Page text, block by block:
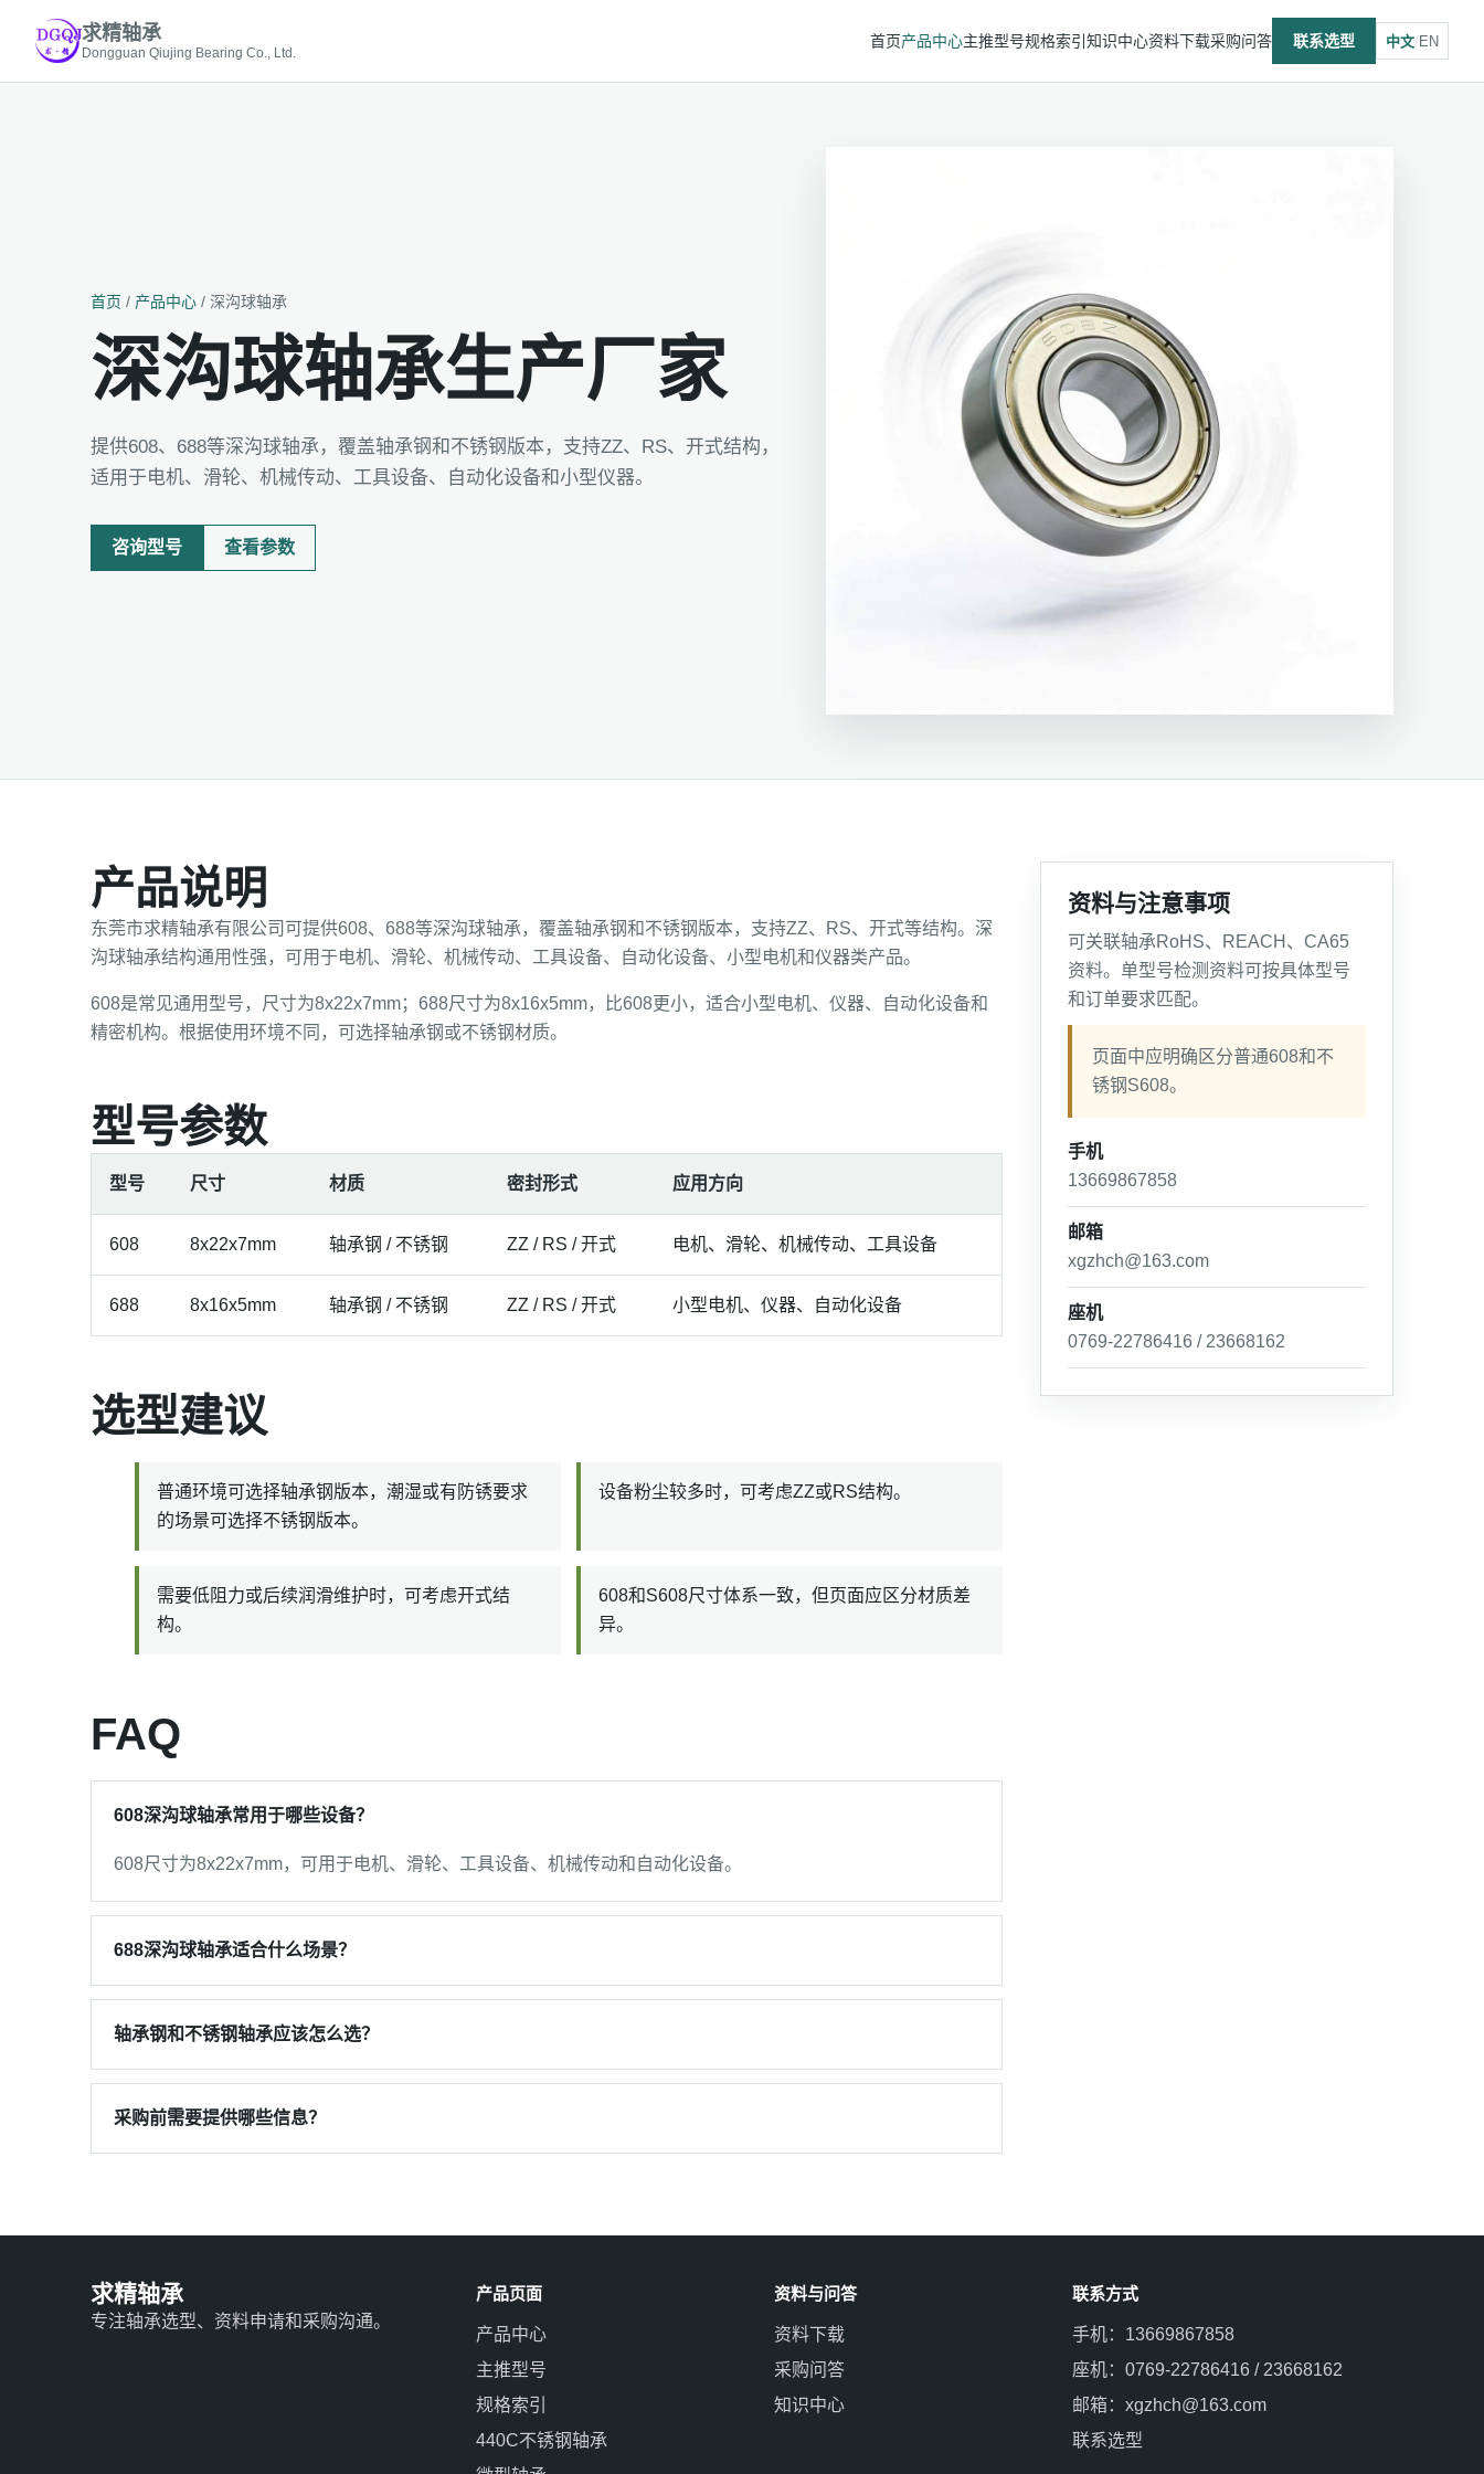
求精轴承
Dongguan Qiujing Bearing Co., Ltd.
首页产品中心主推型号规格索引知识中心资料下载采购问答 联系选型 中文/EN
首页 / 产品中心 / 深沟球轴承
深沟球轴承生产厂家
提供608、688等深沟球轴承，覆盖轴承钢和不锈钢版本，支持ZZ、RS、开式结构，
适用于电机、滑轮、机械传动、工具设备、自动化设备和小型仪器。
咨询型号 查看参数
产品说明
东莞市求精轴承有限公司可提供608、688等深沟球轴承，覆盖轴承钢和不锈钢版本，支持ZZ、RS、开式等结构。深
沟球轴承结构通用性强，可用于电机、滑轮、机械传动、工具设备、自动化设备、小型电机和仪器类产品。
608是常见通用型号，尺寸为8x22x7mm；688尺寸为8x16x5mm，比608更小，适合小型电机、仪器、自动化设备和
精密机构。根据使用环境不同，可选择轴承钢或不锈钢材质。
型号参数
型号 尺寸 材质 密封形式 应用方向
608 8x22x7mm 轴承钢 / 不锈钢 ZZ / RS / 开式 电机、滑轮、机械传动、工具设备
688 8x16x5mm 轴承钢 / 不锈钢 ZZ / RS / 开式 小型电机、仪器、自动化设备
选型建议
普通环境可选择轴承钢版本，潮湿或有防锈要求
的场景可选择不锈钢版本。
设备粉尘较多时，可考虑ZZ或RS结构。
需要低阻力或后续润滑维护时，可考虑开式结
构。
608和S608尺寸体系一致，但页面应区分材质差
异。
FAQ
608深沟球轴承常用于哪些设备？
608尺寸为8x22x7mm，可用于电机、滑轮、工具设备、机械传动和自动化设备。
688深沟球轴承适合什么场景？
轴承钢和不锈钢轴承应该怎么选？
采购前需要提供哪些信息？
资料与注意事项
可关联轴承RoHS、REACH、CA65
资料。单型号检测资料可按具体型号
和订单要求匹配。
页面中应明确区分普通608和不
锈钢S608。
手机
13669867858
邮箱
xgzhch@163.com
座机
0769-22786416 / 23668162
求精轴承
专注轴承选型、资料申请和采购沟通。
产品页面
产品中心
主推型号
规格索引
440C不锈钢轴承
资料与问答
资料下载
采购问答
知识中心
联系方式
手机：13669867858
座机：0769-22786416 / 23668162
邮箱：xgzhch@163.com
联系选型